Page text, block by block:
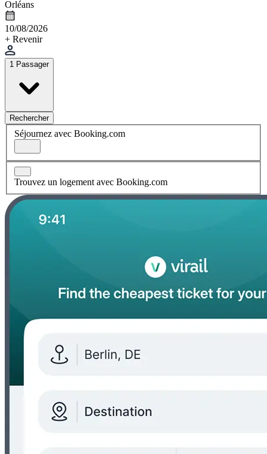
Orléans
10/08/2026
+ Revenir
1 Passager
Rechercher
Séjournez avec Booking.com
Trouvez un logement avec Booking.com